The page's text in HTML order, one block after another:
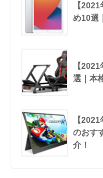
【
め10選
【
選｜本
【
のおす
介！